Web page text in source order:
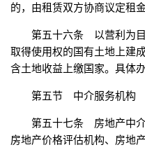
的，由租赁双方协商议定租
第五十六条 以营利为
取得使用权的国有土地上建
含土地收益上缴国家。具体
第五节 中介服务机构
第五十七条 房地产中介
房地产价格评估机构、房地